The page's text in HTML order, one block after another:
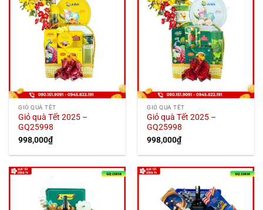
GIỎ QUÀ TẾT
Giỏ quà Tết 2025 –
GQ25998
998,000₫
GIỎ QUÀ TẾT
Giỏ quà Tết 2025 –
GQ25998
998,000₫